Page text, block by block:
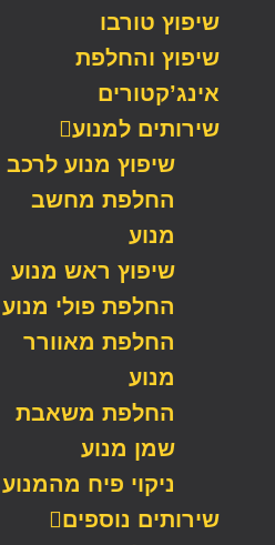
שיפוץ טורבו
שיפוץ והחלפת
אינג’קטורים
שירותים למנוע
שיפוץ מנוע לרכב
החלפת מחשב
מנוע
שיפוץ ראש מנוע
החלפת פולי מנוע
החלפת מאוורר
מנוע
החלפת משאבת
שמן מנוע
ניקוי פיח מהמנוע
שירותים נוספים